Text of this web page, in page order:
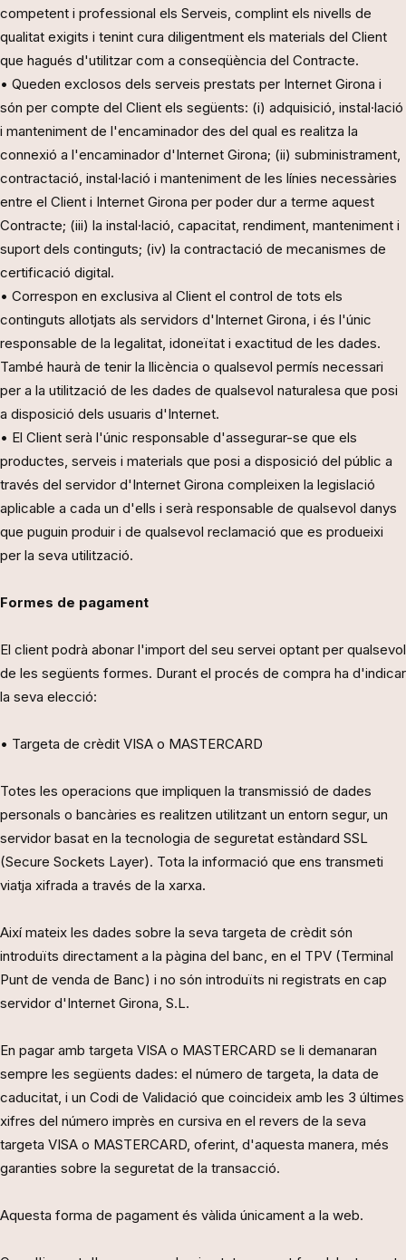
competent i professional els Serveis, complint els nivells de
qualitat exigits i tenint cura diligentment els materials del Client
que hagués d'utilitzar com a conseqüència del Contracte.
• Queden exclosos dels serveis prestats per Internet Girona i
són per compte del Client els següents: (i) adquisició, instal·lació
i manteniment de l'encaminador des del qual es realitza la
connexió a l'encaminador d'Internet Girona; (ii) subministrament,
contractació, instal·lació i manteniment de les línies necessàries
entre el Client i Internet Girona per poder dur a terme aquest
Contracte; (iii) la instal·lació, capacitat, rendiment, manteniment i
suport dels continguts; (iv) la contractació de mecanismes de
certificació digital.
• Correspon en exclusiva al Client el control de tots els
continguts allotjats als servidors d'Internet Girona, i és l'únic
responsable de la legalitat, idoneïtat i exactitud de les dades.
També haurà de tenir la llicència o qualsevol permís necessari
per a la utilització de les dades de qualsevol naturalesa que posi
a disposició dels usuaris d'Internet.
• El Client serà l'únic responsable d'assegurar-se que els
productes, serveis i materials que posi a disposició del públic a
través del servidor d'Internet Girona compleixen la legislació
aplicable a cada un d'ells i serà responsable de qualsevol danys
que puguin produir i de qualsevol reclamació que es produeixi
per la seva utilització.
Formes de pagament
El client podrà abonar l'import del seu servei optant per qualsevol
de les següents formes. Durant el procés de compra ha d'indicar
la seva elecció:
• Targeta de crèdit VISA o MASTERCARD
Totes les operacions que impliquen la transmissió de dades
personals o bancàries es realitzen utilitzant un entorn segur, un
servidor basat en la tecnologia de seguretat estàndard SSL
(Secure Sockets Layer). Tota la informació que ens transmeti
viatja xifrada a través de la xarxa.
Així mateix les dades sobre la seva targeta de crèdit són
introduïts directament a la pàgina del banc, en el TPV (Terminal
Punt de venda de Banc) i no són introduïts ni registrats en cap
servidor d'Internet Girona, S.L.
En pagar amb targeta VISA o MASTERCARD se li demanaran
sempre les següents dades: el número de targeta, la data de
caducitat, i un Codi de Validació que coincideix amb les 3 últimes
xifres del número imprès en cursiva en el revers de la seva
targeta VISA o MASTERCARD, oferint, d'aquesta manera, més
garanties sobre la seguretat de la transacció.
Aquesta forma de pagament és vàlida únicament a la web.